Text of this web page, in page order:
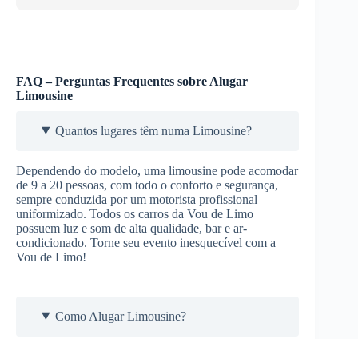
FAQ – Perguntas Frequentes sobre Alugar
Limousine
Quantos lugares têm numa Limousine?
Dependendo do modelo, uma limousine pode acomodar
de 9 a 20 pessoas, com todo o conforto e segurança,
sempre conduzida por um motorista profissional
uniformizado. Todos os carros da Vou de Limo
possuem luz e som de alta qualidade, bar e ar-
condicionado. Torne seu evento inesquecível com a
Vou de Limo!
Como Alugar Limousine?